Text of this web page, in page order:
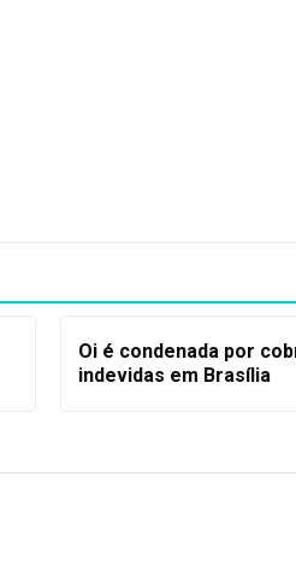
Oi é condenada por
indevidas em Brasília